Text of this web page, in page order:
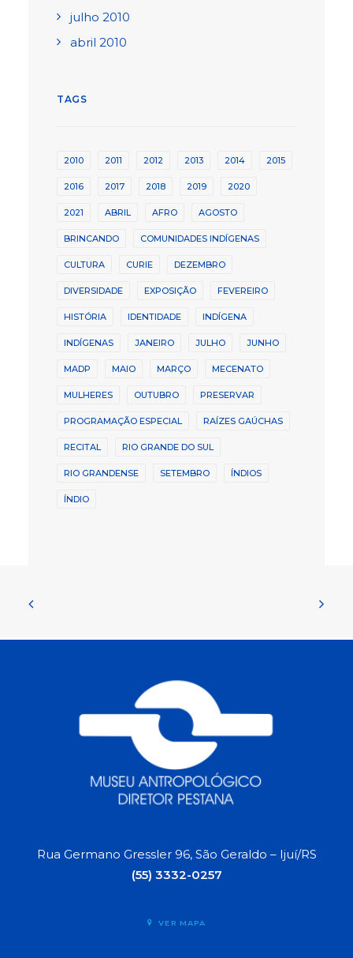
julho 2010
abril 2010
TAGS
2010 2011 2012 2013 2014 2015
2016 2017 2018 2019 2020
2021 ABRIL AFRO AGOSTO
BRINCANDO COMUNIDADES INDÍGENAS
CULTURA CURIE DEZEMBRO
DIVERSIDADE EXPOSIÇÃO FEVEREIRO
HISTÓRIA IDENTIDADE INDÍGENA
INDÍGENAS JANEIRO JULHO JUNHO
MADP MAIO MARÇO MECENATO
MULHERES OUTUBRO PRESERVAR
PROGRAMAÇÃO ESPECIAL RAÍZES GAÚCHAS
RECITAL RIO GRANDE DO SUL
RIO GRANDENSE SETEMBRO ÍNDIOS
ÍNDIO
Rua Germano Gressler 96, São Geraldo – Ijuí/RS
(55) 3332-0257
VER MAPA